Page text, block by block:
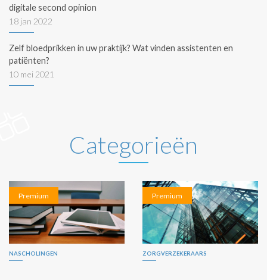
digitale second opinion
18 jan 2022
Zelf bloedprikken in uw praktijk? Wat vinden assistenten en
patiënten?
10 mei 2021
Categorieën
Premium
NASCHOLINGEN
Premium
ZORGVERZEKERAARS